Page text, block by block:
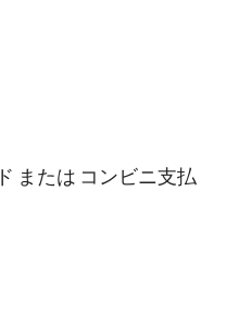
または コンビニ支払